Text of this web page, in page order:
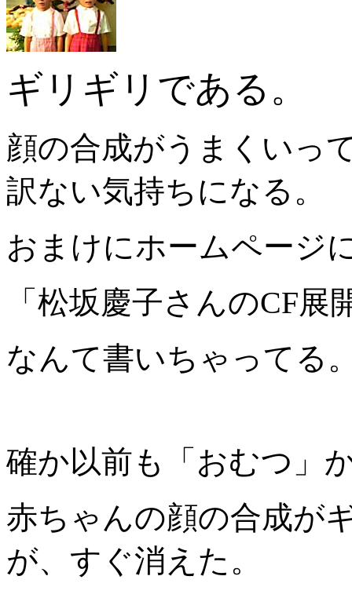
ギリギリである。
顔の合成がうまくいっ
訳ない気持ちになる。
おまけにホームページ
「松坂慶子さんのCF
なんて書いちゃってる
確か以前も「おむつ」
赤ちゃんの顔の合成が
が、すぐ消えた。